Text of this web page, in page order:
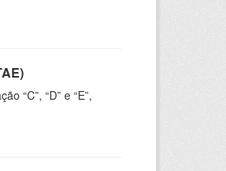
“C”, “D” e “E”,